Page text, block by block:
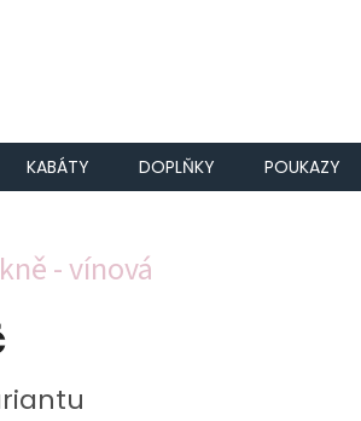
KABÁTY DOPLŇKY POUKAZY
- vínová